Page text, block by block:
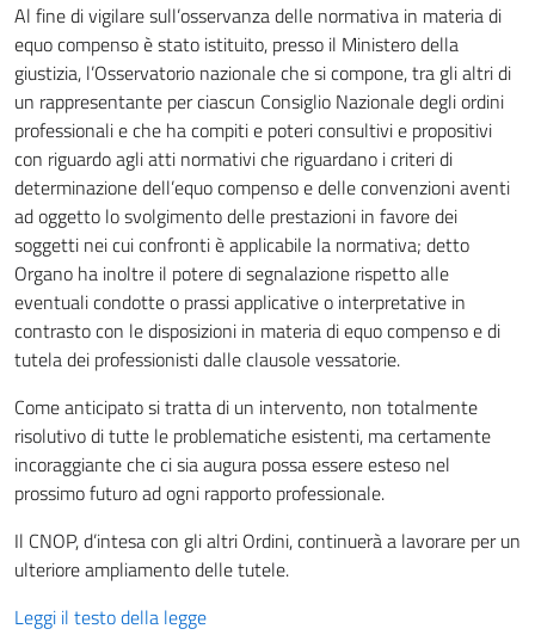
Al fine di vigilare sull’osservanza delle normativa in materia di
equo compenso è stato istituito, presso il Ministero della
giustizia, l’Osservatorio nazionale che si compone, tra gli altri di
un rappresentante per ciascun Consiglio Nazionale degli ordini
professionali e che ha compiti e poteri consultivi e propositivi
con riguardo agli atti normativi che riguardano i criteri di
determinazione dell’equo compenso e delle convenzioni aventi
ad oggetto lo svolgimento delle prestazioni in favore dei
soggetti nei cui confronti è applicabile la normativa; detto
Organo ha inoltre il potere di segnalazione rispetto alle
eventuali condotte o prassi applicative o interpretative in
contrasto con le disposizioni in materia di equo compenso e di
tutela dei professionisti dalle clausole vessatorie.
Come anticipato si tratta di un intervento, non totalmente
risolutivo di tutte le problematiche esistenti, ma certamente
incoraggiante che ci sia augura possa essere esteso nel
prossimo futuro ad ogni rapporto professionale.
Il CNOP, d’intesa con gli altri Ordini, continuerà a lavorare per un
ulteriore ampliamento delle tutele.
Leggi il testo della legge